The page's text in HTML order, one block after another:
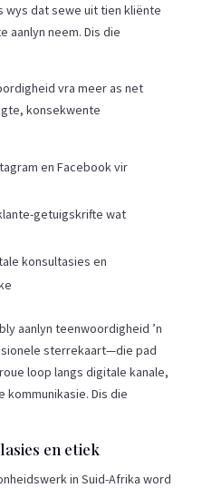
wys dat sewe uit tien kliënte
aanlyn neem. Dis die
vra meer as net
konsekwente
en Facebook vir
getuigskrifte wat
konsultasies en
aanlyn teenwoordigheid ’n
sterrekaart—die pad
loop langs digitale kanale,
kommunikasie. Dis die
en etiek
in Suid-Afrika word